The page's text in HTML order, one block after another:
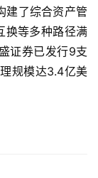
建了综合资产管
换等多种路径满
证券已发行9支
规模达3.4亿美